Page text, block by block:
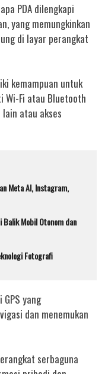
PDA dilengkapi
yang memungkinkan
di layar perangkat
kemampuan untuk
Wi-Fi atau Bluetooth
atau akses
Meta AI, Instagram,
Balik Mobil Otonom dan
Fotografi
yang
dan menemukan
serbaguna